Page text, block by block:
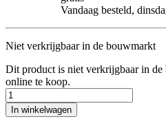
Vandaag besteld,
Niet verkrijgbaar in de bouwmarkt
Dit product is niet verkrijgbaar in
online te koop.
In winkelwagen